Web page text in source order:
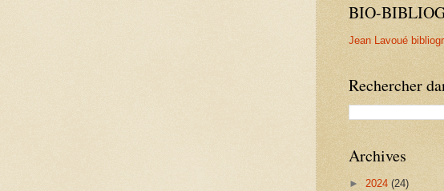
BIO-
Jean Lavoué
Rechercher
Archives
► 2024 (24)